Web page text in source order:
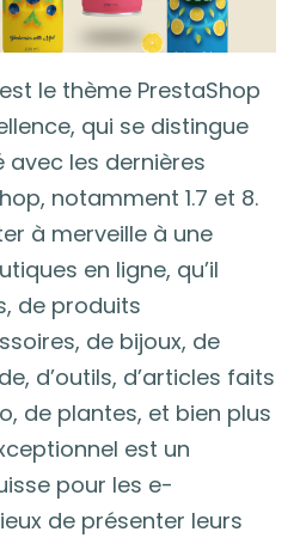
est le thème PrestaShop
qui se distingue
les dernières
notamment 1.7 et 8.
à merveille à une
en ligne, qu’il
de produits
de bijoux, de
d’outils, d’articles faits
de plantes, et bien plus
est un
pour les e-
de présenter leurs